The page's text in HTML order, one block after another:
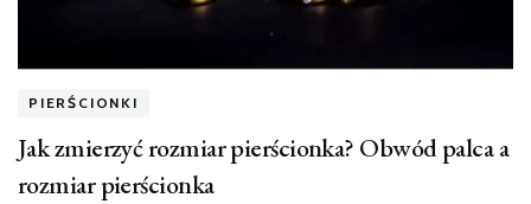
PIERŚCIONKI
Jak zmierzyć rozmiar pierścionka? Obwód palca a
rozmiar pierścionka